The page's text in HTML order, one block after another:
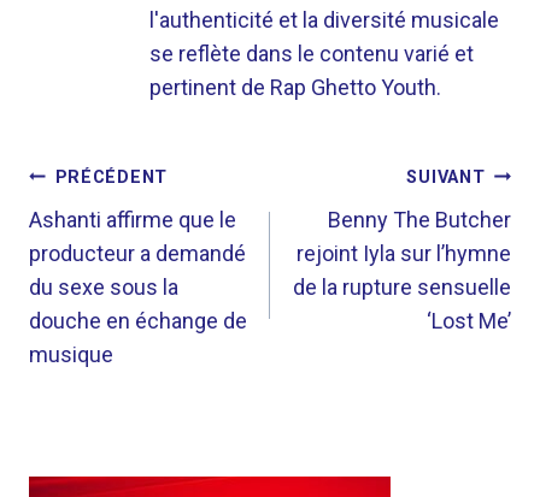
l'authenticité et la diversité musicale
se reflète dans le contenu varié et
pertinent de Rap Ghetto Youth.
NAVIGATION
DE
L’ARTICLE
PRÉCÉDENT
Ashanti affirme que le
producteur a demandé
du sexe sous la
douche en échange de
musique
SUIVANT
Benny The Butcher
rejoint Iyla sur l’hymne
de la rupture sensuelle
‘Lost Me’